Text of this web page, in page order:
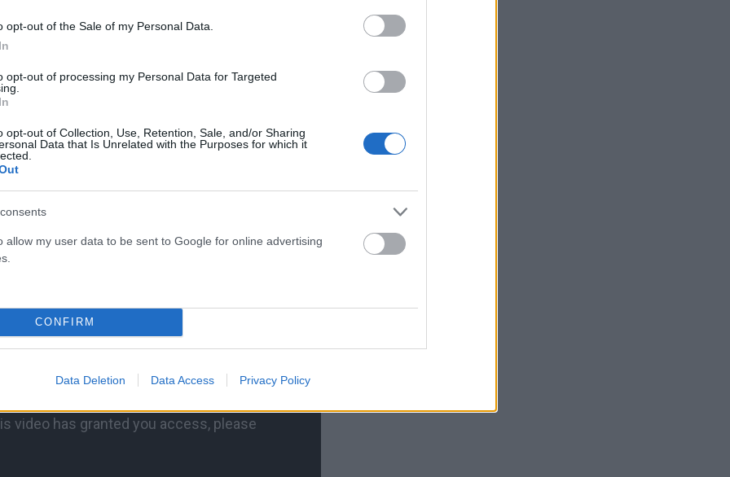
opt-out of the Sale of my Personal Data.
opt-out of processing my Personal Data for Targeted
opt-out of Collection, Use, Retention, Sale, and/or Sharing
Data that Is Unrelated with the Purposes for which it
allow my user data to be sent to Google for online advertising
CONFIRM
Data Deletion Data Access Privacy Policy
στις Σέρρες. Έχω μία ελαφριά τσίπα. Όσο είσαι εσύ
ρατσιστές δεν γουστάρω
στα ύψη, αφήνοντας πίσω του έναν
να έχει συνέχεια.